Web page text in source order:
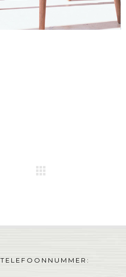
TELEFOONNUMMER: